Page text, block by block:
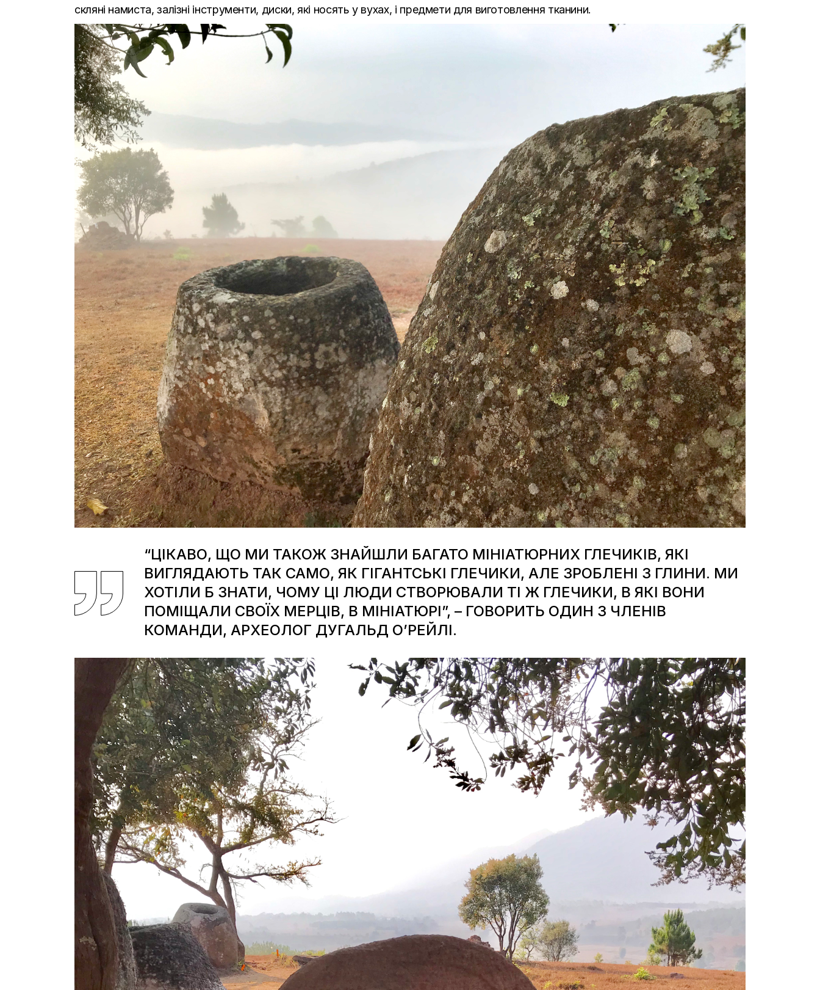
скляні намиста, залізні інструменти, диски, які носять у вухах, і предмети для виготовлення тканини.
“ЦІКАВО, ЩО МИ ТАКОЖ ЗНАЙШЛИ БАГАТО МІНІАТЮРНИХ ГЛЕЧИКІВ, ЯКІ
ВИГЛЯДАЮТЬ ТАК САМО, ЯК ГІГАНТСЬКІ ГЛЕЧИКИ, АЛЕ ЗРОБЛЕНІ З ГЛИНИ. МИ
ХОТІЛИ Б ЗНАТИ, ЧОМУ ЦІ ЛЮДИ СТВОРЮВАЛИ ТІ Ж ГЛЕЧИКИ, В ЯКІ ВОНИ
ПОМІЩАЛИ СВОЇХ МЕРЦІВ, В МІНІАТЮРІ”, – ГОВОРИТЬ ОДИН З ЧЛЕНІВ
КОМАНДИ, АРХЕОЛОГ ДУГАЛЬД О’РЕЙЛІ.